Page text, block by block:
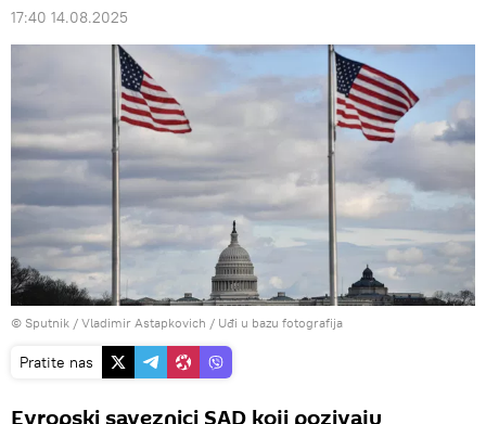
17:40 14.08.2025
© Sputnik / Vladimir Astapkovich / Uđi u bazu fotografija
Pratite nas